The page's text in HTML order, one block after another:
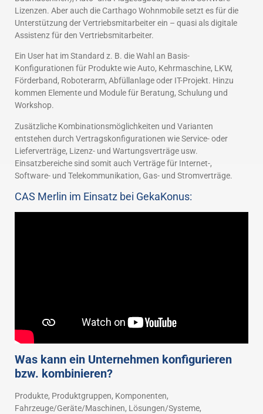
Lizenzen. Aber auch die Carthago Wohnmobile setzt es für die
Unterstützung der Vertriebsmitarbeiter ein – quasi als digitale
Assistenz für den Vertriebsmitarbeiter.
Ein User hat im Standard z. B. die Wahl an Basis-
Konfigurationen für Produkte wie Auto, Kehrmaschine, LKW,
Förderband, Roboterarm, Abfüllanlage oder IT-Projekt. Hinzu
kommen Elemente und Module für Beratung, Schulung und
Workshop.
Zusätzliche Kombinationsmöglichkeiten und Varianten
entstehen durch Vertragskonfigurationen wie Service- oder
Lieferverträge, Lizenz- und Wartungsverträge usw.
Einsatzbereiche sind somit auch Verträge für Internet-,
Software- und Telekommunikation, Gas- und Stromverträge.
CAS Merlin im Einsatz bei GekaKonus:
Was kann ein Unternehmen konfigurieren
bzw. kombinieren?
Produkte, Produktgruppen, Komponenten,
Fahrzeuge/Geräte/Maschinen, Lösungen/Systeme,